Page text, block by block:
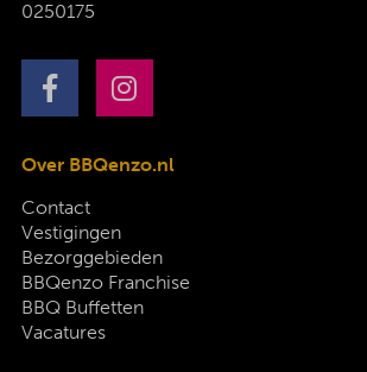
0250175
Over BBQenzo.nl
Contact
Vestigingen
Bezorggebieden
BBQenzo Franchise
BBQ Buffetten
Vacatures